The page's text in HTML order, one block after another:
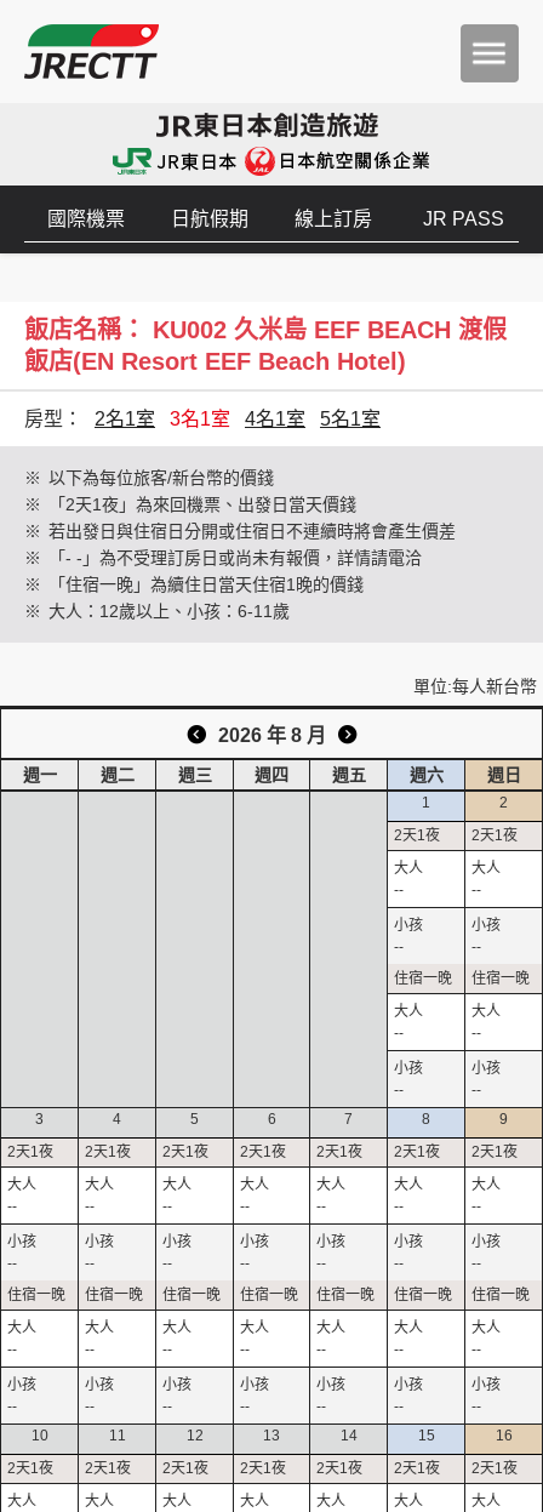
國際機票 日航假期 線上訂房 JR PASS
飯店名稱： KU002 久米島 EEF BEACH 渡假
飯店(EN Resort EEF Beach Hotel)
房型： 2名1室 3名1室 4名1室 5名1室
※ 以下為每位旅客/新台幣的價錢
※
「2天1夜」為來回機票、出發日當天價錢
※ 若出發日與住宿日分開或住宿日不連續時將會產生價差
※
「- -」為不受理訂房日或尚未有報價，詳情請電洽
※
「住宿一晚」為續住日當天住宿1晚的價錢
※ 大人：12歲以上、小孩：6-11歲
單位:每人新台幣
2026 年 8 月
週一 週二 週三 週四 週五 週六 週日
1
--
--
--
--
2
--
--
--
--
3
--
--
--
--
4
--
--
--
--
5
--
--
--
--
6
--
--
--
--
7
--
--
--
--
8
--
--
--
--
9
--
--
--
--
10
11 12 13 14 15 16